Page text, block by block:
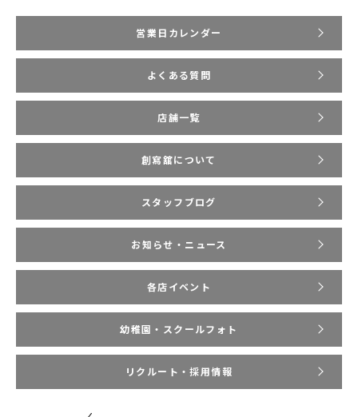
営業日カレンダー
よくある質問
店舗一覧
創寫舘について
スタッフブログ
お知らせ・ニュース
各店イベント
幼稚園・スクールフォト
リクルート・採用情報